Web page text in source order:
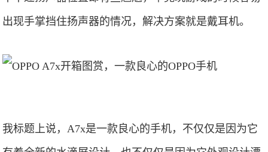
出现手掌挡住扬声器的情况，解决方案就是戴耳机。
我标题上说，A7x是一款良心的手机，不仅仅是因为它